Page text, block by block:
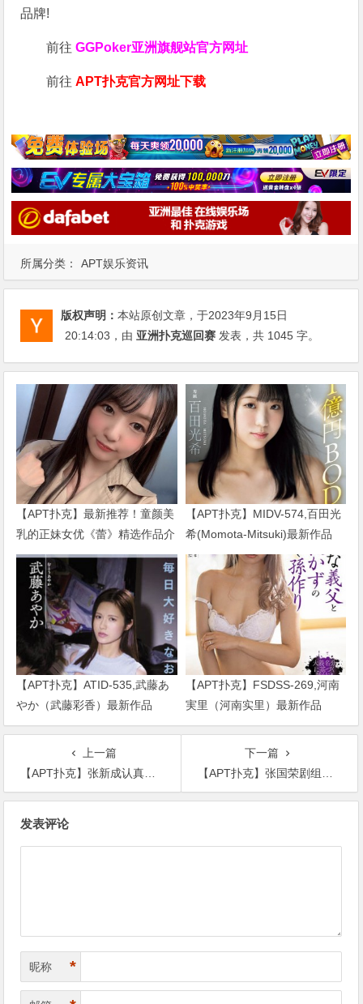
所属分类： APT娱乐资讯
品牌!
前往GGPoker亚洲旗舰站官方网址
前往 APT扑克官方网址下载
版权声明：本站原创文章，于2023年9月15日
20:14:03 ，由 亚洲扑克巡回赛 发表，共 1045 字。
【APT扑克】最新推荐！童颜美
乳的正妹女优《蕾》精选作品介
绍……
【APT扑克】MIDV-574,百田光
希(Momota-Mitsuki)最新作品
2024/01/02发布！
【APT扑克】ATID-535,武藤あ
やか（武藤彩香）最新作品
2023/01/19发布！
【APT扑克】FSDSS-269,河南
実里（河南实里）最新作品
2021-08-26发布！
上一篇
【APT扑克】张新成认真演好每一个角色，不骄不躁用实力积攒人气
下一篇
【APT扑克】张国荣剧组内虚心求教众人纷纷躲避不及，张丰毅：他不是演戏
发表评论
昵称 *